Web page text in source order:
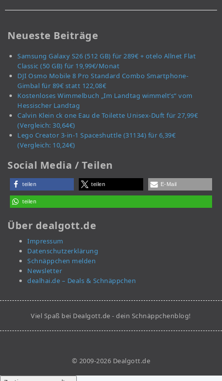
Neueste Beiträge
Samsung Galaxy S26 (512 GB) für 289€ + otelo Allnet Flat
Classic (50 GB) für 19,99€/Monat
DJI Osmo Mobile 8 Pro Standard Combo Smartphone-
Gimbal für 89€ statt 122,08€
Kostenloses Wimmelbuch „Im Landtag wimmelt’s“ vom
Hessischer Landtag
Calvin Klein ck one Eau de Toilette Unisex-Duft für 27,99€
(Vergleich: 30,64€)
Lego Creator 3-in-1 Spaceshuttle (31134) für 6,39€
(Vergleich: 10,24€)
Social Media / Teilen
teilen teilen E-Mail
teilen
Über dealgott.de
Impressum
Datenschutzerklärung
Schnäppchen melden
Newsletter
dealhai.de – Deals & Schnäppchen
Viel Spaß bei Dealgott.de - dein Schnäppchenblog!
© 2009-2026 Dealgott.de